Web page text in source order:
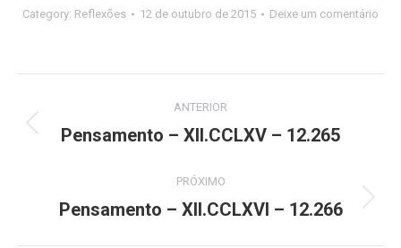
Category: Reflexões 12 de outubro de 2015 Deixe um comentário
de
ANTERIOR
Post
Pensamento – XII.CCLXV – 12.265
PRÓXIMO
Próximo
Pensamento – XII.CCLXVI – 12.266